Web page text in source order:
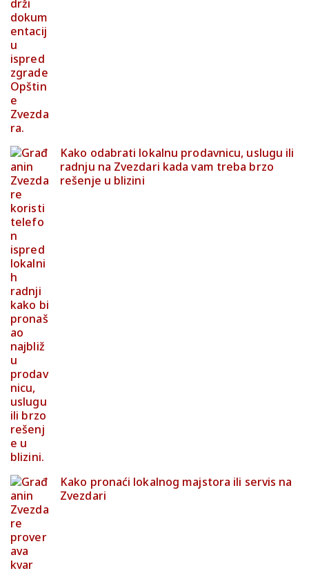
Kako odabrati lokalnu prodavnicu, uslugu ili
radnju na Zvezdari kada vam treba brzo
rešenje u blizini
Kako pronaći lokalnog majstora ili servis na
Zvezdari